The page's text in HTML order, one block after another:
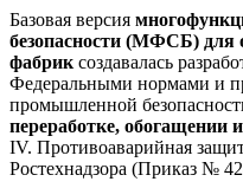
Базовая версия
безопасности (МФСБ) для
фабриксоздавалась
Федеральными нормами и
промышленной
переработке, обогащении
IV. Противоаварийная
Ростехнадзора (Приказ №